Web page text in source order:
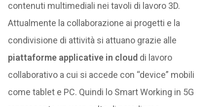
contenuti multimediali nei tavoli di lavoro 3D.
Attualmente la collaborazione ai progetti e la
condivisione di attività si attuano grazie alle
piattaforme applicative in cloud di lavoro
collaborativo a cui si accede con “device” mobili
come tablet e PC. Quindi lo Smart Working in 5G